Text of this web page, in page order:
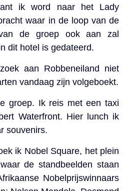
ik word naar het Lady
waar in de loop van de
de groep ook aan zal
dit hotel is gedateerd.
aan Robbeneiland niet
vandaag zijn volgeboekt.
groep. Ik reis met een taxi
Waterfront. Hier lunch ik
souvenirs.
ik Nobel Square, het plein
de standbeelden staan
Nobelprijswinnaars